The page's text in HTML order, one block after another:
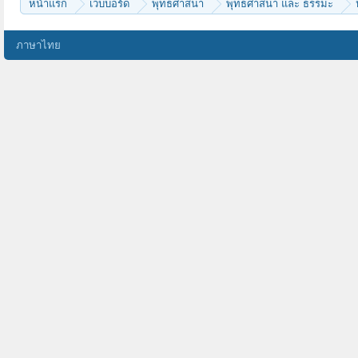
หน้าแรก เว็บบอร์ด พุทธศาสนา พุทธศาสนา และ ธรรมะ
ภาษาไทย